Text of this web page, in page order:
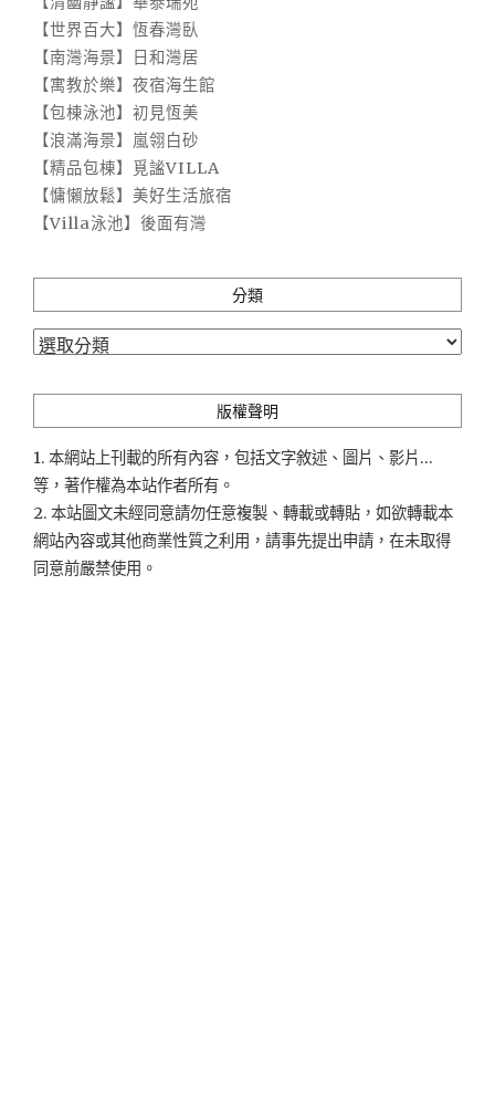
【世界百大】恆春灣臥
【南灣海景】日和灣居
【寓教於樂】夜宿海生館
【包棟泳池】初見恆美
【浪滿海景】嵐翎白砂
【精品包棟】覓謐VILLA
【慵懶放鬆】美好生活旅宿
【Villa泳池】後面有灣
分類
分
版權聲明
1. 本網站上刊載的所有內容，包括文字敘述、圖片、影片...
等，著作權為本站作者所有。
2. 本站圖文未經同意請勿任意複製、轉載或轉貼，如欲轉載本
網站內容或其他商業性質之利用，請事先提出申請，在未取得
同意前嚴禁使用。